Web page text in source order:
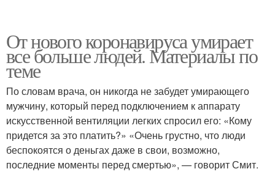
От нового коронавируса умирает
все больше людей. Материалы по
теме
По словам врача, он никогда не забудет умирающего
мужчину, который перед подключением к аппарату
искусственной вентиляции легких спросил его: «Кому
придется за это платить?» «Очень грустно, что люди
беспокоятся о деньгах даже в свои, возможно,
последние моменты перед смертью», — говорит Смит.